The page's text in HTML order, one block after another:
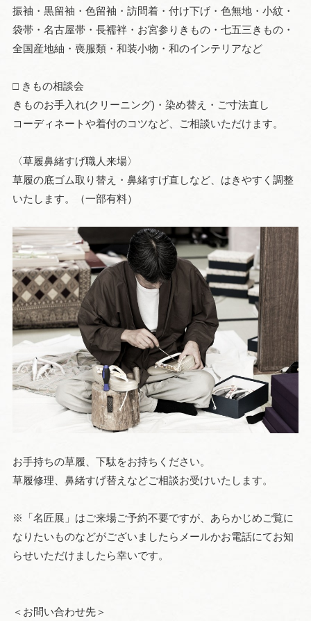
振袖・黒留袖・色留袖・訪問着・付け下げ・色無地・小紋・
袋帯・名古屋帯・長襦袢・お宮参りきもの・七五三きもの・
全国産地紬・喪服類・和装小物・和のインテリアなど
□ きもの相談会
きものお手入れ(クリーニング)・染め替え・ご寸法直し
コーディネートや着付のコツなど、ご相談いただけます。
〈草履鼻緒すげ職人来場〉
草履の底ゴム取り替え・鼻緒すげ直しなど、はきやすく調整
いたします。（一部有料）
お手持ちの草履、下駄をお持ちください。
草履修理、鼻緒すげ替えなどご相談お受けいたします。
※「名匠展」はご来場ご予約不要ですが、あらかじめご覧に
なりたいものなどがございましたらメールかお電話にてお知
らせいただけましたら幸いです。
＜お問い合わせ先＞